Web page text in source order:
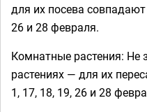
для их посева
26 и 28 февраля.
Комнатные растения: Не
растениях — для их
1, 17, 18, 19, 26 и 28